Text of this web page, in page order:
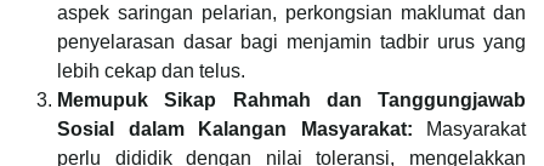
aspek saringan pelarian, perkongsian maklumat dan
penyelarasan dasar bagi menjamin tadbir urus yang
lebih cekap dan telus.
Memupuk Sikap Rahmah dan Tanggungjawab
Sosial dalam Kalangan Masyarakat:
Masyarakat
perlu dididik dengan nilai toleransi, mengelakkan